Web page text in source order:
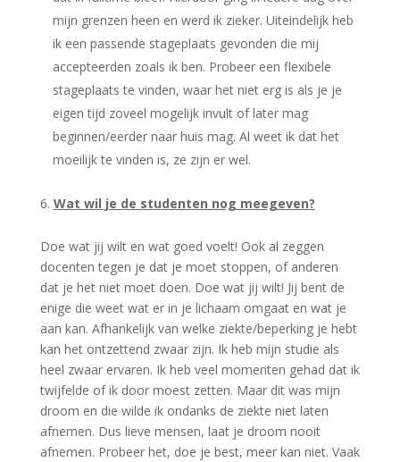
mijn grenzen heen en werd ik zieker. Uiteindelijk heb
ik een passende stageplaats gevonden die mij
accepteerden zoals ik ben. Probeer een flexibele
stageplaats te vinden, waar het niet erg is als je je
eigen tijd zoveel mogelijk invult of later mag
beginnen/eerder naar huis mag. Al weet ik dat het
moeilijk te vinden is, ze zijn er wel.
Wat wil je de studenten nog meegeven?
Doe wat jij wilt en wat goed voelt! Ook al zeggen
docenten tegen je dat je moet stoppen, of anderen
dat je het niet moet doen. Doe wat jij wilt! Jij bent de
enige die weet wat er in je lichaam omgaat en wat je
aan kan. Afhankelijk van welke ziekte/beperking je hebt
kan het ontzettend zwaar zijn. Ik heb mijn studie als
heel zwaar ervaren. Ik heb veel momenten gehad dat ik
twijfelde of ik door moest zetten. Maar dit was mijn
droom en die wilde ik ondanks de ziekte niet laten
afnemen. Dus lieve mensen, laat je droom nooit
afnemen. Probeer het, doe je best, meer kan niet. Vaak